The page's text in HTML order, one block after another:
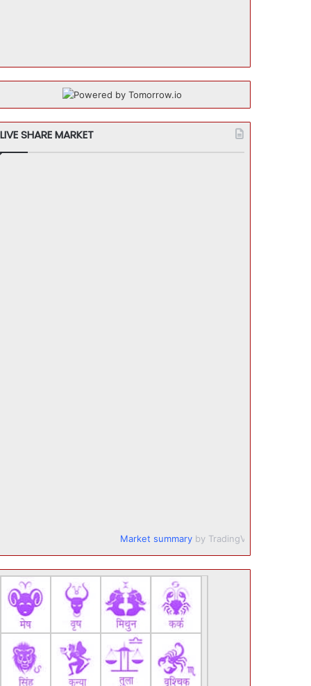
LIVE SHARE MARKET
Market summary by TradingView